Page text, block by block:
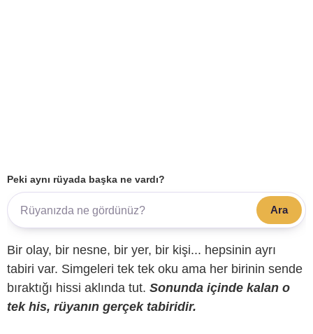
Peki aynı rüyada başka ne vardı?
Ara
Bir olay, bir nesne, bir yer, bir kişi... hepsinin ayrı
tabiri var. Simgeleri tek tek oku ama her birinin sende
bıraktığı hissi aklında tut. Sonunda içinde kalan o
tek his, rüyanın gerçek tabiridir.